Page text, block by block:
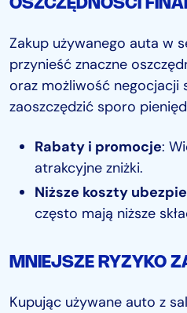
OSZCZĘDNOŚCI
Zakup używanego auta w
przynieść znaczne
oraz możliwość negocjacji
zaoszczędzić sporo
Rabaty i promocje:
atrakcyjne zniżki.
Niższe koszty
często mają niższe
MNIEJSZE RYZYKO
Kupując używane auto z